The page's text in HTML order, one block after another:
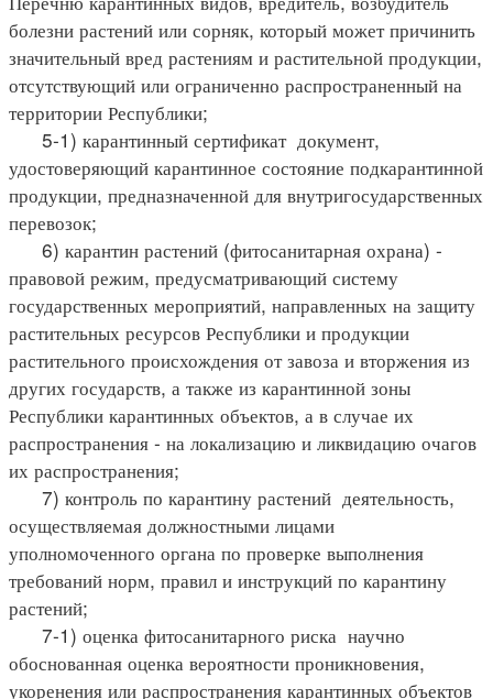
болезни растений или сорняк, который может причинить
значительный вред растениям и растительной продукции,
отсутствующий или ограниченно распространенный на
территории Республики;
5-1) карантинный сертификат документ,
удостоверяющий карантинное состояние подкарантинной
продукции, предназначенной для внутригосударственных
перевозок;
6) карантин растений (фитосанитарная охрана) -
правовой режим, предусматривающий систему
государственных мероприятий, направленных на защиту
растительных ресурсов Республики и продукции
растительного происхождения от завоза и вторжения из
других государств, а также из карантинной зоны
Республики карантинных объектов, а в случае их
распространения - на локализацию и ликвидацию очагов
их распространения;
7) контроль по карантину растений деятельность,
осуществляемая должностными лицами
уполномоченного органа по проверке выполнения
требований норм, правил и инструкций по карантину
растений;
7-1) оценка фитосанитарного риска научно
обоснованная оценка вероятности проникновения,
укоренения или распространения карантинных объектов